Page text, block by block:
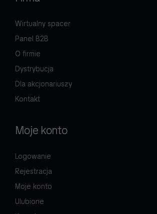
Wirtualny spacer
Panel B2B
O firmie
Dystrybucja
Dla akcjonariuszy
Kontakt
Moje konto
Logowanie
Rejestracja
Moje konto
Ulubione